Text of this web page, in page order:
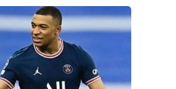
আবেদন শুরু, জেনে নিন পদ্ধতি
যেসব মার্কেট-দোকানপাট